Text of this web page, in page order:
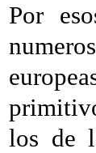
Por
los de